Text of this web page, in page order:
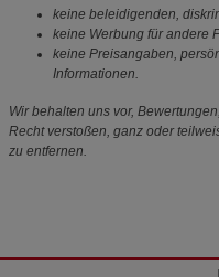
keine beleidigenden,
keine Werbung für andere
keine Preisangaben,
Informationen.
Wir behalten uns vor,
Recht verstoßen, ganz oder
zu entfernen.